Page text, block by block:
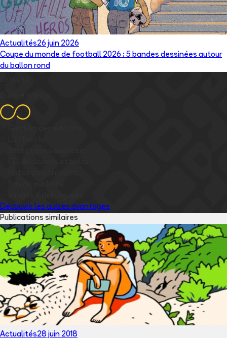
Actualités26 juin 2026
Coupe du monde de football 2026 : 5 bandes dessinées autour
du ballon rond
Découvrir les autres avantages
Publications similaires
Actualités28 juin 2018